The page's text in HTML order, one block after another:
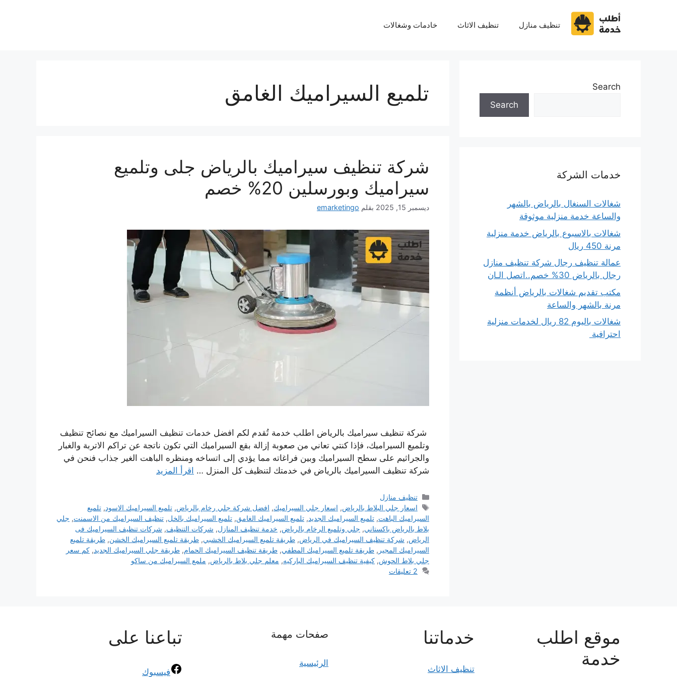
تنظيف منازل تنظيف الاثاث خادمات وشغالات
تلميع السيراميك الغامق
شركة تنظيف سيراميك بالرياض جلى وتلميع
سيراميك وبورسلين 20% خصم
ديسمبر 15, 2025 بقلم emarketingo
شركة تنظيف سيراميك بالرياض اطلب خدمة تُقدم لكم افضل خدمات تنظيف السيراميك مع نصائح تنظيف
وتلميع السيراميك، فإذا كنتي تعاني من صعوبة إزالة بقع السيراميك التي تكون ناتجة عن تراكم الاتربة والغبار
والجراثيم على سطح السيراميك وبين فراغاته مما يؤدي إلى اتساخه ومنظره الباهت الغير جذاب فنحن في
شركة تنظيف السيراميك بالرياض في خدمتك لتنظيف كل المنزل … اقرأ المزيد
التصنيفات
تنظيف منازل
الوسوم
اسعار جلي البلاط بالرياض, اسعار جلي السيراميك, افضل شركة جلي رخام بالرياض,تلميع السيراميك الاسود,تلميع
السيراميك الباهت, تلميع السيراميك الجديد, تلميع السيراميك الغامق, تلميع السيراميك بالخل, تنظيف السيراميك من الاسمنت, جلي
بلاط بالرياض باكستاني, جلي وتلميع الرخام بالرياض, خدمة تنظيف المنازل, شركات التنظيف, شركات تنظيف السيراميك فى
الرياض, شركة تنظيف السيراميك في الرياض, طريقة تلميع السيراميك الخشبي, طريقة تلميع السيراميك الخشن, طريقة تلميع
السيراميك المجير , طريقة تلميع السيراميك المطفي, طريقة تنظيف السيراميك الحمام, طريقة جلي السيراميك الجديد, كم سعر
جلي بلاط الحوش, كيفية تنظيف السيراميك الباركيه, معلم جلي بلاط بالرياض, ملمع السيراميك من ساكو
2 تعليقات
Search
Search
خدمات الشركة
شغالات السنغال بالرياض بالشهر
والساعة خدمة منزلية موثوقة
شغالات بالاسبوع بالرياض خدمة منزلية
مرنة 450 ريال
عمالة تنظيف رجال شركة تنظيف منازل
رجال بالرياض 30% خصم..اتصل الـان
مكتب تقديم شغالات بالرياض أنظمة
مرنة بالشهر والساعة
شغالات باليوم 82 ريال لخدمات منزلية
احترافية
موقع اطلب
خدمة
خدماتنا
تنظيف الاثاث
صفحات مهمة
الرئيسية
تباعنا على
فيسبوك